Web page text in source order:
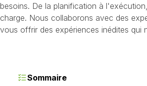
besoins. De la planification à
charge. Nous collaborons avec des
vous offrir des expériences inédites qui
Sommaire